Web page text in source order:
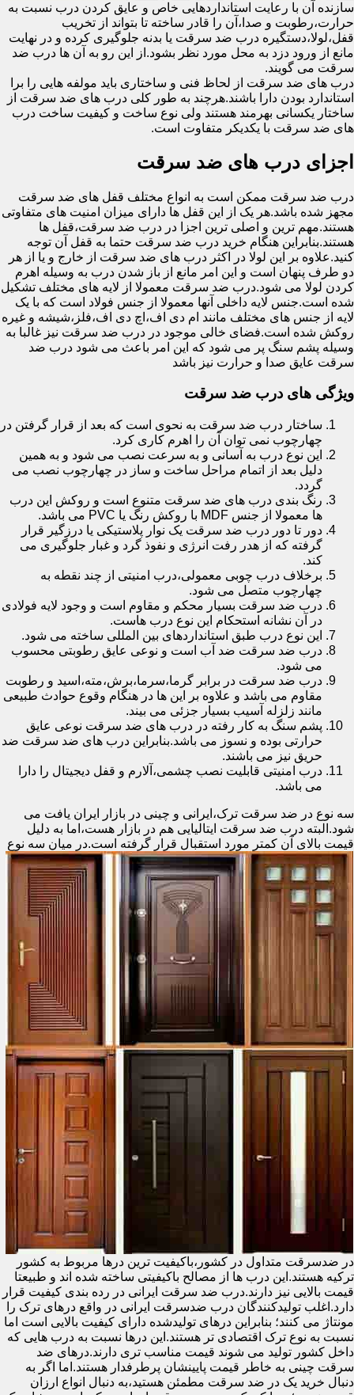
سازنده آن با رعایت استانداردهایی خاص و عایق کردن درب نسبت به
حرارت،رطوبت و صدا،آن را قادر ساخته تا بتواند از تخریب
قفل،لولا،دستگیره درب ضد سرقت یا بدنه جلوگیری کرده و در نهایت
مانع از ورود دزد به محل مورد نظر بشود.از این رو به آن ها درب ضد
سرقت می گویند.
درب های ضد سرقت از لحاظ فنی و ساختاری باید مولفه هایی را برا
استاندارد بودن دارا باشند.هرچند به طور کلی درب های ضد سرقت از
ساختار یکسانی بهرمند هستند ولی نوع ساخت و کیفیت ساخت درب
های ضد سرقت با یکدیکر متفاوت است.
اجزای درب های ضد سرقت
درب ضد سرقت ممکن است به انواع مختلف قفل های ضد سرقت
مجهز شده باشد.هر یک از این قفل ها دارای میزان امنیت های متفاوتی
هستند.مهم ترین و اصلی ترین اجزا در درب ضد سرقت،قفل ها
هستند.بنابراین هنگام خرید درب ضد سرقت حتما به قفل آن توجه
کنید.علاوه بر این لولا در اکثر درب های ضد سرقت از خارج و یا از هر
دو طرف پنهان است و این امر مانع از باز شدن درب به وسیله اهرم
کردن لولا می شود.درب ضد سرقت معمولا از لایه های مختلف تشکیل
شده است.جنس لایه داخلی آنها معمولا از جنس فولاد است که با یک
لایه از جنس های مختلف مانند ام دی اف،اچ دی اف،فلز،شیشه و غیره
روکش شده است.فضای خالی موجود در درب ضد سرقت نیز غالبا به
وسیله پشم سنگ پر می شود که این امر باعث می شود درب ضد
سرقت عایق صدا و حرارت نیز باشد
ویژگی های درب ضد سرقت
ساختار درب ضد سرقت به نحوی است که بعد از قرار گرفتن در
چهارچوب نمی توان آن را اهرم کاری کرد.
این نوع درب به آسانی و به سرعت نصب می شود و به همین
دلیل بعد از اتمام مراحل ساخت و ساز در چهارچوب نصب می
گردد.
رنگ بندی درب های ضد سرقت متنوع است و روکش این درب
ها معمولا از جنس MDF با روکش رنگ یا PVC می باشد.
دور تا دور درب ضد سرقت یک نوار پلاستیکی یا درزگیر قرار
گرفته که از هدر رفت انرژی و نفوذ گرد و غبار جلوگیری می
کند.
برخلاف درب چوبی معمولی،درب امنیتی از چند نقطه به
چهارچوب متصل می شود.
درب ضد سرقت بسیار محکم و مقاوم است و وجود لایه فولادی
در آن نشانه استحکام این نوع درب هاست.
این نوع درب طبق استانداردهای بین المللی ساخته می شود.
درب ضد سرقت ضد آب است و نوعی عایق رطوبتی محسوب
می شود.
درب ضد سرقت در برابر گرما،سرما،برش،مته،اسید و رطوبت
مقاوم می باشد و علاوه بر این ها در هنگام وقوع حوادث طبیعی
مانند زلزله آسیب بسیار جزئی می بیند.
پشم سنگ به کار رفته در درب های ضد سرقت نوعی عایق
حرارتی بوده و نسوز می باشد.بنابراین درب های ضد سرقت ضد
حریق نیز می باشند.
درب امنیتی قابلیت نصب چشمی،آلارم و قفل دیجیتال را دارا
می باشد.
سه نوع در ضد سرقت ترک،ایرانی و چینی در بازار ایران یافت می
شود.البته درب ضد سرقت ایتالیایی هم در بازار هست،اما به دلیل
قیمت بالای آن کمتر مورد استقبال قرار گرفته است.در میان سه نوع
در ضدسرقت متداول در کشور،باکیفیت ترین درها مربوط به کشور
ترکیه هستند.این درب ها از مصالح باکیفیتی ساخته شده اند و طبیعتا
قیمت بالایی نیز دارند.درب ضد سرقت ایرانی در رده بندی کیفیت قرار
دارد.اغلب تولیدکنندگان درب ضدسرقت ایرانی در واقع درهای ترک را
مونتاژ می کنند؛ بنابراین درهای تولیدشده دارای کیفیت بالایی است اما
نسبت به نوع ترک اقتصادی تر هستند.این درها نسبت به درب هایی که
داخل کشور تولید می شوند قیمت مناسب تری دارند.درهای ضد
سرقت چینی به خاطر قیمت پایینشان پرطرفدار هستند.اما اگر به
دنبال خرید یک در ضد سرقت مطمئن هستید،به دنبال انواع ارزان